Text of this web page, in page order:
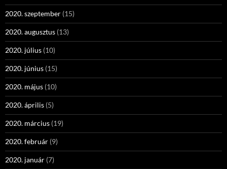
2020. szeptember (15)
2020. augusztus (13)
2020. július (10)
2020. június (15)
2020. május (10)
2020. április (5)
2020. március (19)
2020. február (9)
2020. január (7)